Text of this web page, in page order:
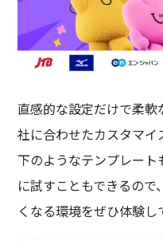
直感的な設定だけで柔
社に合わせたカスタマ
下のようなテンプレー
に試すこともできるの
くなる環境をぜひ体験し